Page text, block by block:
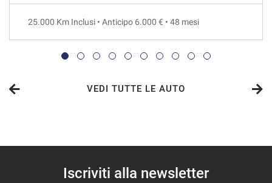
25.000 Km Inclusi • Anticipo 6.000 € • 48 mesi
VEDI TUTTE LE AUTO
Iscriviti alla newsletter